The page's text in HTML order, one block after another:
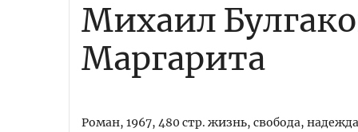
Михаил
Маргарита
Роман, 1967, 480 стр. жизнь, свобода, надежда